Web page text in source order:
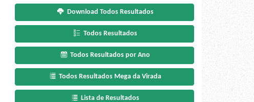
Download Todos Resultados
Todos Resultados
Todos Resultados por Ano
Todos Resultados Mega da Virada
Lista de Resultados